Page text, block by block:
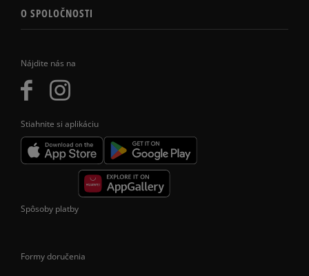
Nájdite nás na
Stiahnite si aplikáciu
O SPOLOČNOSTI
Spôsoby platby
Formy doručenia